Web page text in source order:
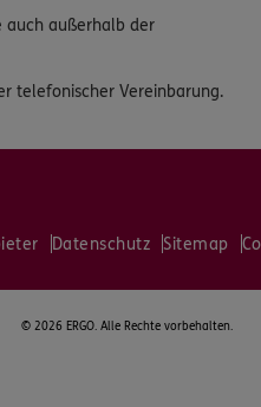
auch außerhalb der
telefonischer Vereinbarung.
Datenschutz Sitemap
© 2026 ERGO. Alle Rechte vorbehalten.